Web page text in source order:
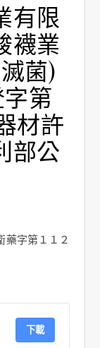
有限
襪業
菌)
第
材許
部公
下載